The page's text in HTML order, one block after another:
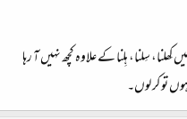
سِلنا، ہِلنا کے علاوہ کچھ نہیں آ رہا
تو کر لوں۔